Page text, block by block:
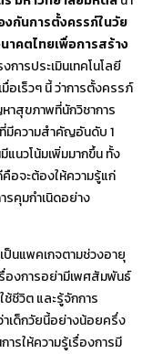
กันการตั้งครรภ์ในวัย
าคตไทยเพื่อการสร้าง
การประเมินเทคโนโลยี
อเร็วๆ นี้ ว่าการตั้งครรภ์
าสุขภาพที่นักวิชาการ
มีความสำคัญอันดับ 1
นวโน้มเพิ่มมากขึ้น ทั้ง
อจะต้องให้ความรู้แก่
รคุมกำเนิดอย่าง
นแพคเกจตามช่วงอายุ
องการอย่ามีเพศสัมพันธ์
ชีวิต และรู้จักการ
เด็กวัยนี้อย่างน้อยครึ่ง
รให้ความรู้เรื่องการมี